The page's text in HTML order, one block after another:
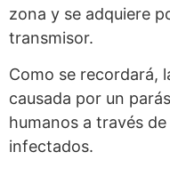
zona y se adquiere
transmisor.
Como se recordará,
causada por un
humanos a través
infectados.